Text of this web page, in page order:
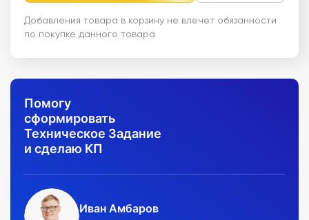
Добавления товара в корзину не влечет обязанности
по покупке данного товара
Помогу
сформировать
Техническое Задание
и сделаю КП
Иван Амбаров